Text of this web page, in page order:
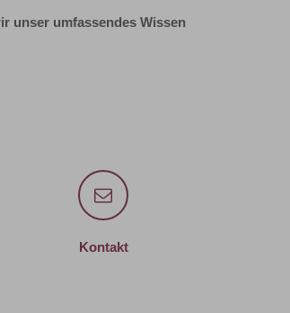
unser umfassendes Wissen
Kontakt